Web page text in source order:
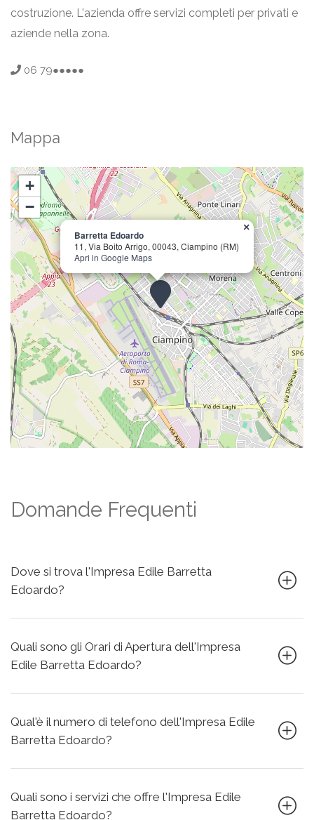
costruzione. L'azienda offre servizi completi per privati e
aziende nella zona.
06 79●●●●●
Mappa
Barretta Edoardo
11, Via Boito Arrigo, 00043, Ciampino (RM)
Apri in Google Maps
×
+
−
Domande Frequenti
Dove si trova l'Impresa Edile Barretta
Edoardo?
Quali sono gli Orari di Apertura dell'Impresa
Edile Barretta Edoardo?
Qual'è il numero di telefono dell'Impresa Edile
Barretta Edoardo?
Quali sono i servizi che offre l'Impresa Edile
Barretta Edoardo?